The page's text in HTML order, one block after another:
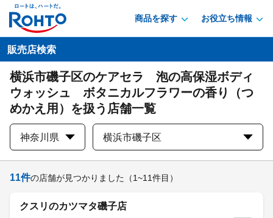
商品を探す お役立ち情報
販売店検索
横浜市磯子区のケアセラ 泡の高保湿ボディ
ウォッシュ ボタニカルフラワーの香り（つ
めかえ用）を扱う店舗一覧
神奈川県 横浜市磯子区
11件の店舗が見つかりました （1~11件目）
クスリのカツマタ磯子店